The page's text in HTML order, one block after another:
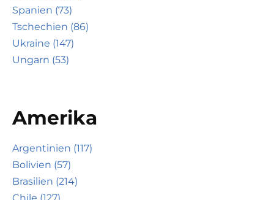
Spanien (73)
Tschechien (86)
Ukraine (147)
Ungarn (53)
Amerika
Argentinien (117)
Bolivien (57)
Brasilien (214)
Chile (127)